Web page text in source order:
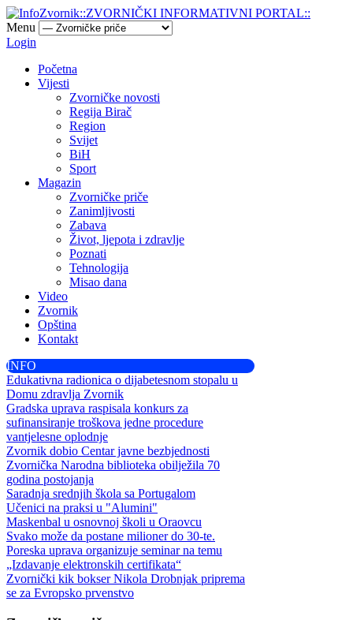
Menu
Login
Početna
Vijesti
Zvorničke novosti
Regija Birač
Region
Svijet
BiH
Sport
Magazin
Zvorničke priče
Zanimljivosti
Zabava
Život, ljepota i zdravlje
Poznati
Tehnologija
Misao dana
Video
Zvornik
Opština
Kontakt
INFO
Edukativna radionica o dijabetesnom stopalu u
Domu zdravlja Zvornik
Gradska uprava raspisala konkurs za
sufinansiranje troškova jedne procedure
vantjelesne oplodnje
Zvornik dobio Centar javne bezbjednosti
Zvornička Narodna biblioteka obilježila 70
godina postojanja
Saradnja srednjih škola sa Portugalom
Učenici na praksi u "Alumini"
Maskenbal u osnovnoj školi u Oraovcu
Svako može da postane milioner do 30-te.
Poreska uprava organizuje seminar na temu
„Izdavanje elektronskih certifikata“
Zvornički kik bokser Nikola Drobnjak priprema
se za Evropsko prvenstvo